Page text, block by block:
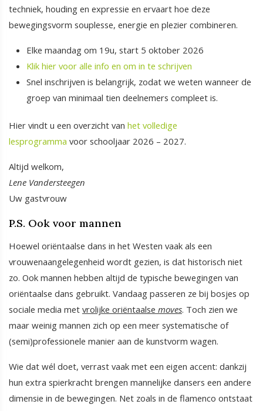
techniek, houding en expressie en ervaart hoe deze
bewegingsvorm souplesse, energie en plezier combineren.
Elke maandag om 19u, start 5 oktober 2026
Klik hier voor alle info en om in te schrijven
Snel inschrijven is belangrijk, zodat we weten wanneer de
groep van minimaal tien deelnemers compleet is.
Hier vindt u een overzicht van het volledige
lesprogramma voor schooljaar 2026 – 2027.
Altijd welkom,
Lene Vandersteegen
Uw gastvrouw
P.S. Ook voor mannen
Hoewel oriëntaalse dans in het Westen vaak als een
vrouwenaangelegenheid wordt gezien, is dat historisch niet
zo. Ook mannen hebben altijd de typische bewegingen van
oriëntaalse dans gebruikt. Vandaag passeren ze bij bosjes op
sociale media met vrolijke oriëntaalse moves. Toch zien we
maar weinig mannen zich op een meer systematische of
(semi)professionele manier aan de kunstvorm wagen.
Wie dat wél doet, verrast vaak met een eigen accent: dankzij
hun extra spierkracht brengen mannelijke dansers een andere
dimensie in de bewegingen. Net zoals in de flamenco ontstaat